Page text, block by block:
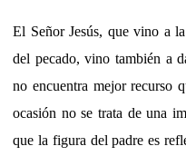
El Señor Jesús, que vino a
del pecado, vino también a
no encuentra mejor recurso
ocasión no se trata de una
que la figura del padre es